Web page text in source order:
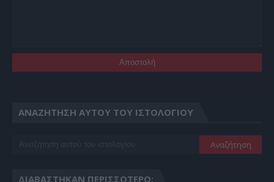
ΑΝΑΖΉΤΗΣΗ ΑΥΤΟΎ ΤΟΥ ΙΣΤΟΛΟΓΊΟΥ
ΔΙΑΒΆΣΤΗΚΑΝ ΠΕΡΙΣΣΌΤΕΡΟ: